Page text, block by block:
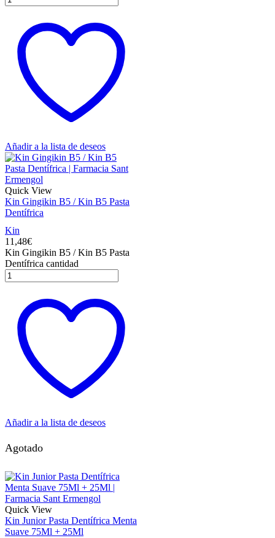
Añadir a la lista de deseos
Quick View
Kin Gingikin B5 / Kin B5 Pasta
Dentífrica
Kin
11,48€
Kin Gingikin B5 / Kin B5 Pasta
Dentífrica cantidad
Añadir a la lista de deseos
Agotado
Quick View
Kin Junior Pasta Dentífrica Menta
Suave 75Ml + 25Ml